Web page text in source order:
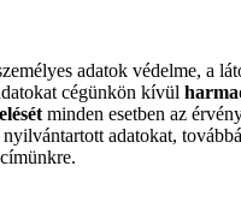
adatok védelme,
cégünkön kívül
minden esetben az
adatokat,